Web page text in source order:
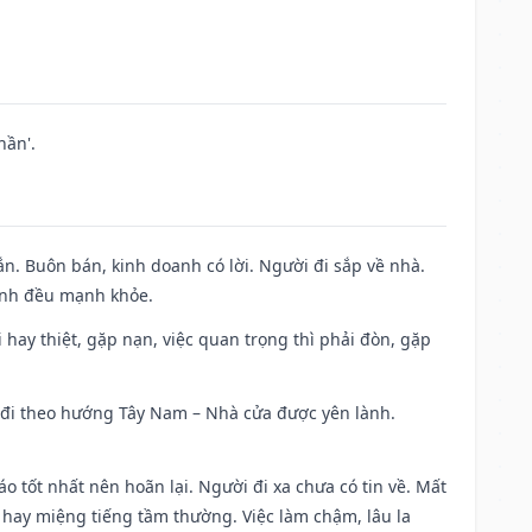
Buôn bán, kinh doanh có lời. Người đi sắp về nhà.
đều mạnh khỏe.
thiệt, gặp nạn, việc quan trọng thì phải đòn, gặp
theo hướng Tây Nam – Nhà cửa được yên lành.
tốt nhất nên hoãn lại. Người đi xa chưa có tin về. Mất
miệng tiếng tầm thường. Việc làm chậm, lâu la